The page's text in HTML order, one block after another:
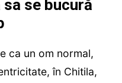
se bucură
ca un om normal,
în Chitila,